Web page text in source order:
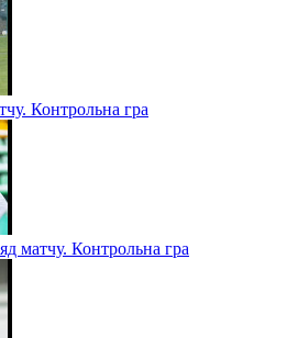
Контрольна гра
Контрольна гра